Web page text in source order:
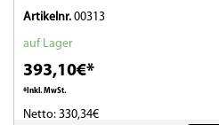
Artikelnr. 00313
auf Lager
393,10€*
*Inkl. MwSt.
Netto: 330,34€